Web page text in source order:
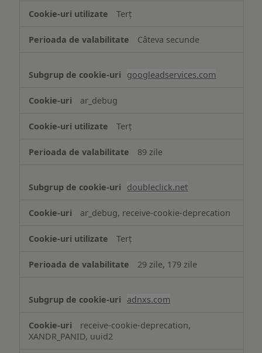
Terț
Câteva secunde
googleadservices.com
ar_debug
Terț
89 zile
doubleclick.net
ar_debug, receive-cookie-deprecation
Terț
29 zile, 179 zile
adnxs.com
receive-cookie-deprecation,
XANDR_PANID, uuid2